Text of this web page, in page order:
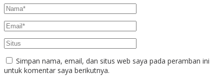
Simpan nama, email, dan situs web saya pada peramban ini
untuk komentar saya berikutnya.